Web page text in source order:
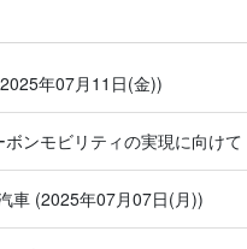
年07月11日(金))
ンモビリティの実現に向けて
車 (2025年07月07日(月))